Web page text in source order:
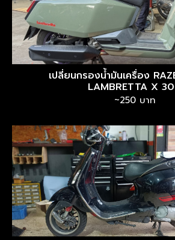
เปลี่ยนกรองน้ำมันเครื่อง
LAMBRETTA X
~250 บาท